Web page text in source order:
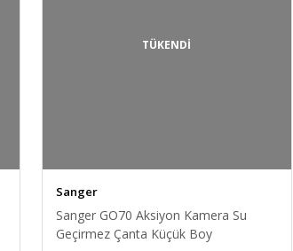
TÜKENDİ
Sanger
Sanger GO70 Aksiyon Kamera Su
Geçirmez Çanta Küçük Boy